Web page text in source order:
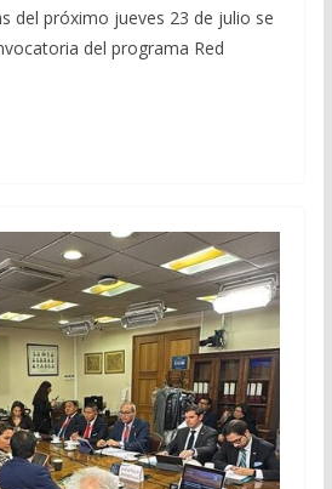
del próximo jueves 23 de julio se
del programa Red